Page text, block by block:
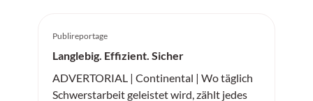
Publireportage
Langlebig. Effizient. Sicher
ADVERTORIAL | Continental | Wo täglich
Schwerstarbeit geleistet wird, zählt jedes